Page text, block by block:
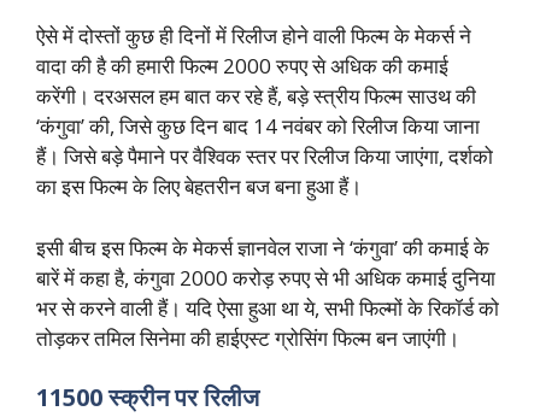
ऐसे में दोस्तों कुछ ही दिनों में रिलीज होने वाली फिल्म के मेकर्स ने
वादा की है की हमारी फिल्म 2000 रुपए से अधिक की कमाई
करेंगी। दरअसल हम बात कर रहे हैं, बड़े स्त्रीय फिल्म साउथ की
‘कंगुवा’ की, जिसे कुछ दिन बाद 14 नवंबर को रिलीज किया जाना
हैं। जिसे बड़े पैमाने पर वैश्विक स्तर पर रिलीज किया जाएंगा, दर्शको
का इस फिल्म के लिए बेहतरीन बज बना हुआ हैं।
इसी बीच इस फिल्म के मेकर्स ज्ञानवेल राजा ने ‘कंगुवा’ की कमाई के
बारें में कहा है, कंगुवा 2000 करोड़ रुपए से भी अधिक कमाई दुनिया
भर से करने वाली हैं। यदि ऐसा हुआ था ये, सभी फिल्मों के रिकॉर्ड को
तोड़कर तमिल सिनेमा की हाईएस्ट ग्रोसिंग फिल्म बन जाएंगी।
11500 स्क्रीन पर रिलीज